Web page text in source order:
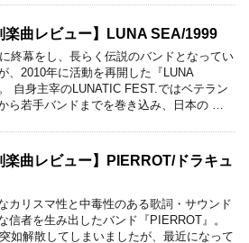
楽曲レビュー】LUNA SEA/1999
終幕をし、長らく伝説のバンドとなってい
、2010年に活動を再開した『LUNA
自身主宰のLUNATIC FEST.ではベテラン
ら若手バンドまでを巻き込み、日本の …
楽曲レビュー】PIERROT/ドラキュ
カリスマ性と中毒性のある歌詞・サウンド
信者を生み出したバンド『PIERROT』。
如解散してしまいましたが、最近になって